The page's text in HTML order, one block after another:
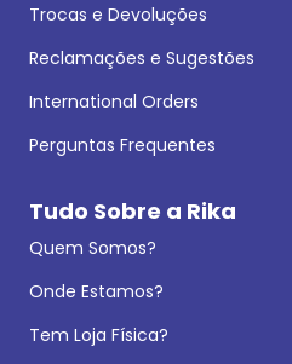
Trocas e Devoluções
Reclamações e Sugestões
International Orders
Perguntas Frequentes
Tudo Sobre a Rika
Quem Somos?
Onde Estamos?
Tem Loja Física?